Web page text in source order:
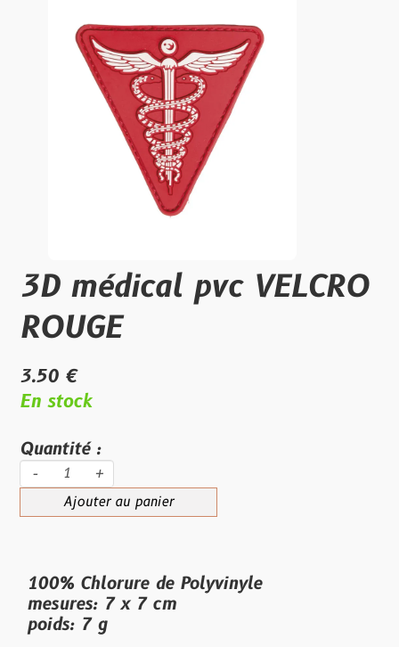
3D médical pvc VELCRO
ROUGE
3.50 €
En stock
Quantité :
- +
Ajouter au panier
100% Chlorure de Polyvinyle
mesures: 7 x 7 cm
poids: 7 g